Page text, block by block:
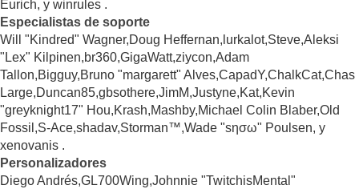
Eurich, y winrules .
Especialistas de soporte
Will "Kindred" Wagner,Doug Heffernan,lurkalot,Steve,Aleksi
"Lex" Kilpinen,br360,GigaWatt,ziycon,Adam
Tallon,Bigguy,Bruno "margarett" Alves,CapadY,ChalkCat,Chas
Large,Duncan85,gbsothere,JimM,Justyne,Kat,Kevin
"greyknight17" Hou,Krash,Mashby,Michael Colin Blaber,Old
Fossil,S-Ace,shadav,Storman™,Wade "sησω" Poulsen, y
xenovanis .
Personalizadores
Diego Andrés,GL700Wing,Johnnie "TwitchisMental"